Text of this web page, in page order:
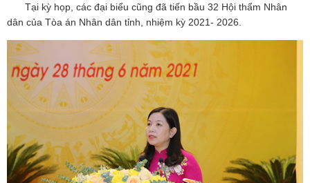
Tại kỳ họp, các đại biểu cũng đã tiến bầu 32 Hội thẩm Nhân
dân của Tòa án Nhân dân tỉnh, nhiệm kỳ 2021- 2026.